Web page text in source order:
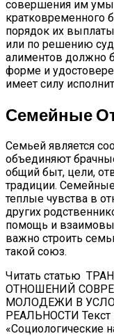
совершения им
кратковременного
порядок их
или по решению
алиментов должно
форме и
имеет силу
Семейные
Семьей является
объединяют
общий быт, цели,
традиции.
теплые чувства в
других
помощь и
важно строить
такой союз.
Читать статью
ОТНОШЕНИЙ
МОЛОДЕЖИ В
РЕАЛЬНОСТИ Текст
«Социологические